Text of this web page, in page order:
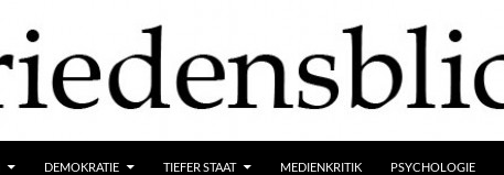
DEMOKRATIE TIEFER STAAT MEDIENKRITIK PSYCHOLOGIE